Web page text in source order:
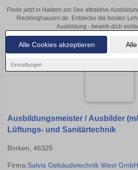
Alle Cookies akzeptieren
Einstellungen
Finde jetzt in Haltern am See attraktive
Recklinghausen.de. Entdecke die besten
Ausbildung - bewirb dich
Ausbildungsmeister / Ausbilder
Lüftungs- und Sanitärtechnik
Borken, 46325
Firma:Salvia Gebäudetechnik West GmbH